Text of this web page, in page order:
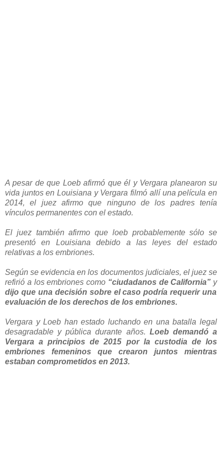
A pesar de que Loeb afirmó que él y Vergara planearon su
vida juntos en Louisiana y Vergara filmó allí una película en
2014, el juez afirmo que ninguno de los padres tenía
vínculos permanentes con el estado.
El juez también afirmo que loeb probablemente sólo se
presentó en Louisiana debido a las leyes del estado
relativas a los embriones.
Según se evidencia en los documentos judiciales, el juez se
refirió a los embriones como “ciudadanos de California” y
dijo que una decisión sobre el caso podría requerir una
evaluación de los derechos de los embriones.
Vergara y Loeb han estado luchando en una batalla legal
desagradable y pública durante años. Loeb demandó a
Vergara a principios de 2015 por la custodia de los
embriones femeninos que crearon juntos mientras
estaban comprometidos en 2013.